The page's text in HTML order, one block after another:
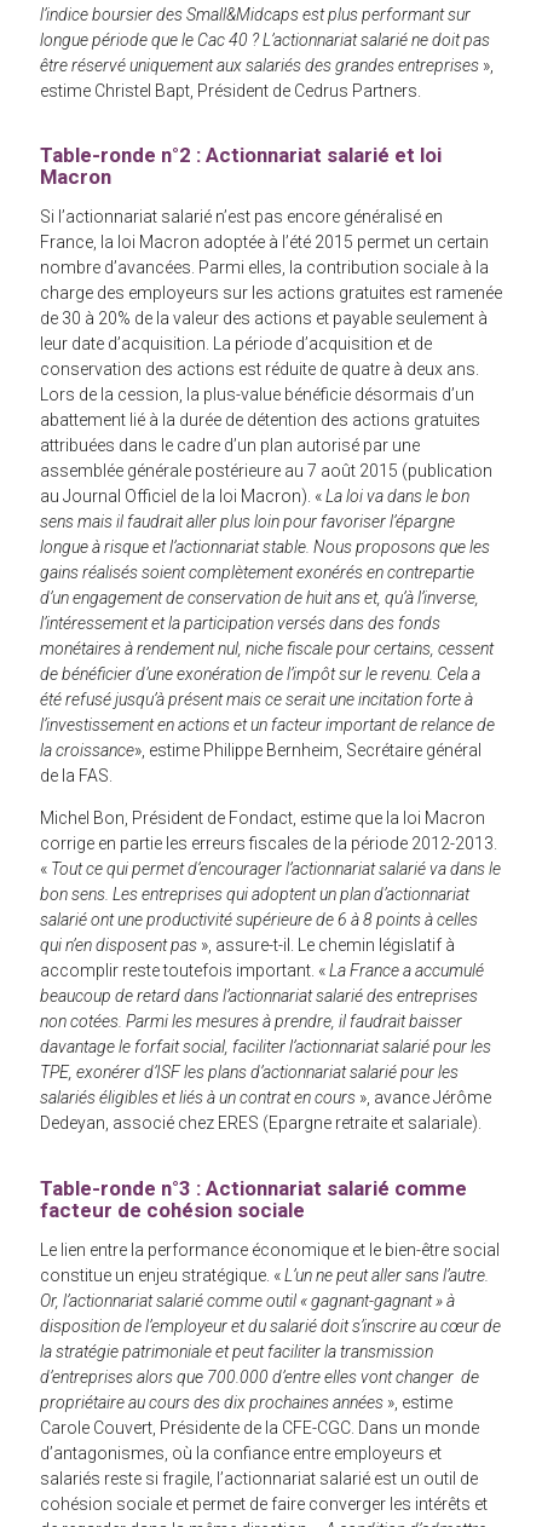
l’indice boursier des Small&Midcaps est plus performant sur
longue période que le Cac 40 ? L’actionnariat salarié ne doit pas
être réservé uniquement aux salariés des grandes entreprises»,
estime Christel Bapt, Président de Cedrus Partners.
Table-ronde n°2 : Actionnariat salarié et loi
Macron
Si l’actionnariat salarié n’est pas encore généralisé en
France, la loi Macron adoptée à l’été 2015 permet un certain
nombre d’avancées. Parmi elles, la contribution sociale à la
charge des employeurs sur les actions gratuites est ramenée
de 30 à 20% de la valeur des actions et payable seulement à
leur date d’acquisition. La période d’acquisition et de
conservation des actions est réduite de quatre à deux ans.
Lors de la cession, la plus-value bénéficie désormais d’un
abattement lié à la durée de détention des actions gratuites
attribuées dans le cadre d’un plan autorisé par une
assemblée générale postérieure au 7 août 2015 (publication
au Journal Officiel de la loi Macron). «La loi va dans le bon
sens mais il faudrait aller plus loin pour favoriser l’épargne
longue à risque et l’actionnariat stable. Nous proposons que les
gains réalisés soient complètement exonérés en contrepartie
d’un engagement de conservation de huit ans et, qu’à l’inverse,
l’intéressement et la participation versés dans des fonds
monétaires à rendement nul, niche fiscale pour certains, cessent
de bénéficier d’une exonération de l’impôt sur le revenu. Cela a
été refusé jusqu’à présent mais ce serait une incitation forte à
l’investissement en actions et un facteur important de relance de
la croissance», estime Philippe Bernheim, Secrétaire général
de la FAS.
Michel Bon, Président de Fondact, estime que la loi Macron
corrige en partie les erreurs fiscales de la période 2012-2013.
« Tout ce qui permet d’encourager l’actionnariat salarié va dans le
bon sens. Les entreprises qui adoptent un plan d’actionnariat
salarié ont une productivité supérieure de 6 à 8 points à celles
qui n’en disposent pas», assure-t-il. Le chemin législatif à
accomplir reste toutefois important. «La France a accumulé
beaucoup de retard dans l’actionnariat salarié des entreprises
non cotées. Parmi les mesures à prendre, il faudrait baisser
davantage le forfait social, faciliter l’actionnariat salarié pour les
TPE, exonérer d’ISF les plans d’actionnariat salarié pour les
salariés éligibles et liés à un contrat en cours », avance Jérôme
Dedeyan, associé chez ERES (Epargne retraite et salariale).
Table-ronde n°3 : Actionnariat salarié comme
facteur de cohésion sociale
Le lien entre la performance économique et le bien-être social
constitue un enjeu stratégique. «L’un ne peut aller sans l’autre.
Or, l’actionnariat salarié comme outil « gagnant-gagnant » à
disposition de l’employeur et du salarié doit s’inscrire au cœur de
la stratégie patrimoniale et peut faciliter la transmission
d’entreprises alors que 700.000 d’entre elles vont changer de
propriétaire au cours des dix prochaines années», estime
Carole Couvert, Présidente de la CFE-CGC. Dans un monde
d’antagonismes, où la confiance entre employeurs et
salariés reste si fragile, l’actionnariat salarié est un outil de
cohésion sociale et permet de faire converger les intérêts et